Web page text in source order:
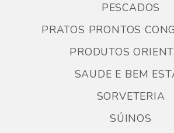
PESCADOS
PRATOS PRONTOS
PRODUTOS
SAUDE E BEM
SORVETERIA
SÚINOS